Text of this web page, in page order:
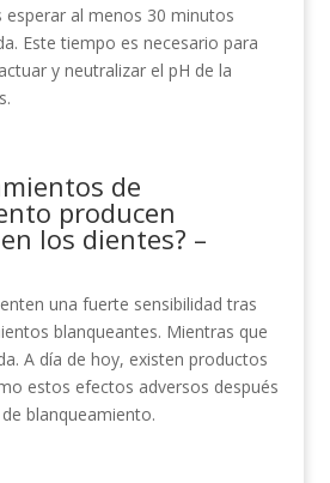
al menos 30 minutos
Este tiempo es necesario para
y neutralizar el pH de la
de
producen
los dientes? –
una fuerte sensibilidad tras
blanqueantes. Mientras que
A día de hoy, existen productos
estos efectos adversos después
blanqueamiento.